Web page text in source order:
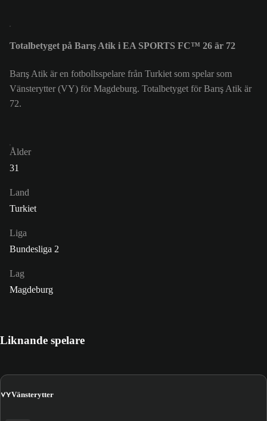
Totalbetyget på Barış Atik i EA SPORTS FC™ 26 är 72
Barış Atik är en fotbollsspelare från Turkiet som spelar som
Vänsterytter (VY) för Magdeburg. Totalbetyget för Barış Atik är
72.
Ålder
31
Land
Turkiet
Liga
Bundesliga 2
Lag
Magdeburg
Liknande spelare
VYVänsterytter